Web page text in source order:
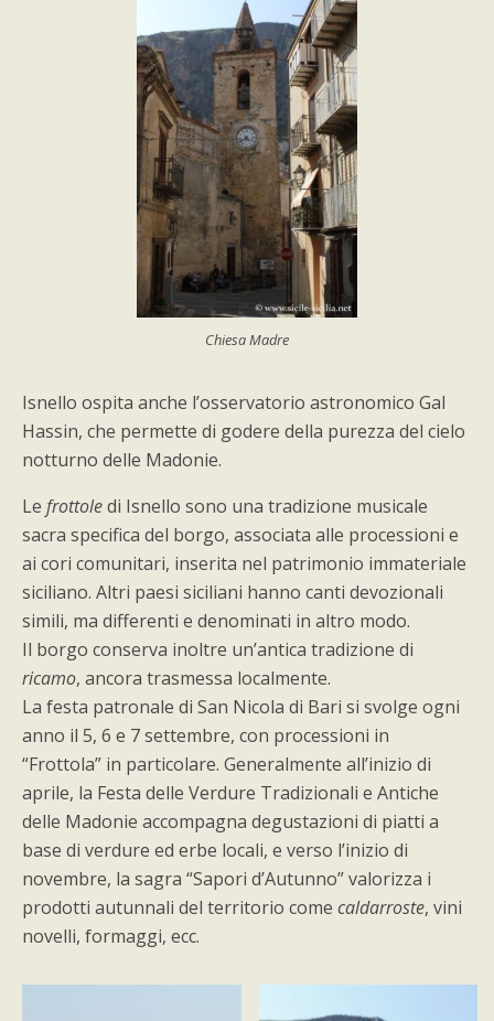
Chiesa Madre
Isnello ospita anche l’osservatorio astronomico Gal
Hassin, che permette di godere della purezza del cielo
notturno delle Madonie.
Le frottoledi Isnello sono una tradizione musicale
sacra specifica del borgo, associata alle processioni e
ai cori comunitari, inserita nel patrimonio immateriale
siciliano. Altri paesi siciliani hanno canti devozionali
simili, ma differenti e denominati in altro modo.
Il borgo conserva inoltre un’antica tradizione di
ricamo, ancora trasmessa localmente.
La festa patronale di San Nicola di Bari si svolge ogni
anno il 5, 6 e 7 settembre, con processioni in
“Frottola” in particolare. Generalmente all’inizio di
aprile, la Festa delle Verdure Tradizionali e Antiche
delle Madonie accompagna degustazioni di piatti a
base di verdure ed erbe locali, e verso l’inizio di
novembre, la sagra “Sapori d’Autunno” valorizza i
prodotti autunnali del territorio come caldarroste, vini
novelli, formaggi, ecc.